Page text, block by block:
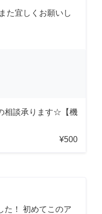
た宜しくお願いし
相談承ります☆【機
¥500
た！ 初めてこのア